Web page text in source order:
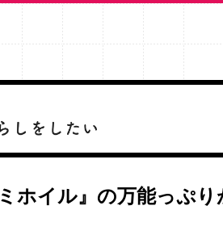
ホイル』の万能っぷ